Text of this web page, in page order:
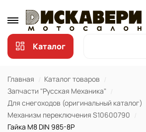
Каталог
Главная
Каталог товаров
Запчасти "Русская Механика"
Для снегоходов (оригинальный каталог)
Механизм переключения S10600790
Гайка М8 DIN 985-8P